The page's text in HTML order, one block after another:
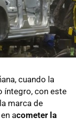
cuando la
íntegro, con este
marca de
acometer la